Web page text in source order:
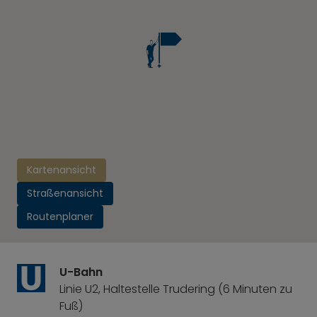
Kartenansicht
Straßenansicht
Routenplaner
U-Bahn
Linie U2, Haltestelle Trudering (6 Minuten zu
Fuß)